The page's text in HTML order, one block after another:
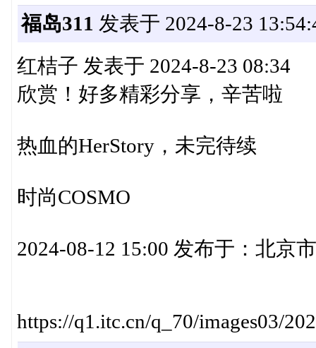
福岛311 发表于 2024-8-23
红桔子 发表于 2024-8-23 08:34
欣赏！好多精彩分享，辛苦啦
热血的HerStory，未完待续
时尚COSMO
2024-08-12 15:00 发布于：北京
https://q1.itc.cn/q_70/images03/